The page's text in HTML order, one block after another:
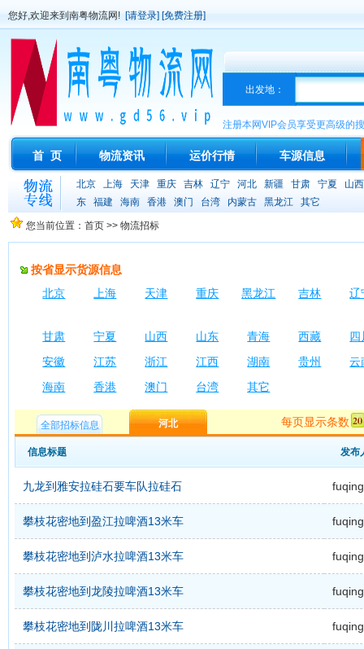
您好,欢迎来到南粤物流网! [请登录] [免费注册]
出发地：
注册本网VIP会员享受更高级的
首 页 物流资讯 运价行情 车源信息
北京 上海 天津 重庆 吉林 辽宁 河北 新疆 甘肃 宁夏
山西
东
福建 海南 香港 澳门 台湾 内蒙古 黑龙江 其它
您当前位置：首页 >> 物流招标
按省显示货源信息
北京
上海 天津 重庆 黑龙江 吉林 辽
甘肃 宁夏 山西 山东 青海 西藏
四
安徽
江苏 浙江 江西 湖南 贵州
云
海南
香港 澳门 台湾 其它
全部招标信息 河北 每页显示条数
信息标题 发布
九龙到雅安拉硅石要车队拉硅石 fuqing
攀枝花密地到盈江拉啤酒13米车 fuqing
攀枝花密地到泸水拉啤酒13米车 fuqing
攀枝花密地到龙陵拉啤酒13米车 fuqing
攀枝花密地到陇川拉啤酒13米车 fuqing